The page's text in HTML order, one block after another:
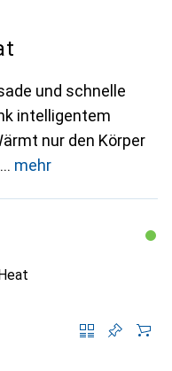
und schnelle
intelligentem
nur den Körper
mehr